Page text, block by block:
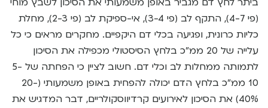
(פי 4-7), התקף לב (פי 3-4), אי-ספיקת לב (פי 2-3), מחלת
כליות כרונית, ופגיעה בכלי דם היקפיים. מחקרים מראים כי כל
עלייה של 20 ממ”כ בלחץ הסיסטולי מכפילה את הסיכון
לתמותה ממחלות לב וכלי דם. חשוב לציין כי הפחתה של 5-
10 ממ”כ בלחץ הדם יכולה להפחית באופן משמעותי (20-
40%) את הסיכון לאירועים קרדיווסקולריים, דבר המדגיש את